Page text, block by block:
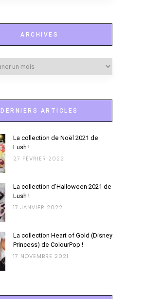
ARCHIVES
DERNIERS ARTICLES
La collection de Noël 2021 de
Lush !
27 FÉVRIER 2022
La collection d’Halloween 2021 de
Lush !
17 JANVIER 2022
La collection Heart of Gold (Disney
Princess) de ColourPop !
17 NOVEMBRE 2021